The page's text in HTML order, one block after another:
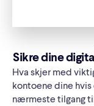
Sikre dine
Hva skjer med
kontoene dine hvis
nærmeste tilgang